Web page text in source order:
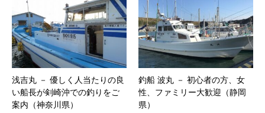
浅吉丸 － 優しく人当たりの良
い船長が剣崎沖での釣りをご
案内（神奈川県）
釣船 波丸 － 初心者の方、女
性、ファミリー大歓迎（静岡
県）